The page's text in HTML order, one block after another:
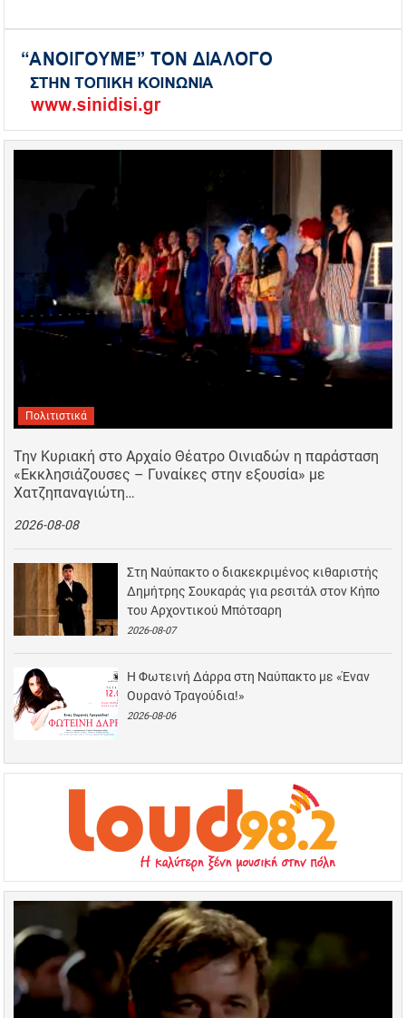
Πολιτιστικά
Την Κυριακή στο Αρχαίο Θέατρο Οινιαδών η παράσταση
«Εκκλησιάζουσες – Γυναίκες στην εξουσία» με
Χατζηπαναγιώτη…
2026-08-08
Στη Ναύπακτο ο διακεκριμένος κιθαριστής
Δημήτρης Σουκαράς για ρεσιτάλ στον Κήπο
του Αρχοντικού Μπότσαρη
2026-08-07
Η Φωτεινή Δάρρα στη Ναύπακτο με «Έναν
Ουρανό Τραγούδια!»
2026-08-06